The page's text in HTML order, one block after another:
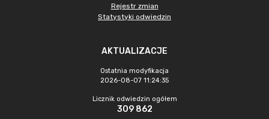
Rejestr zmian
Statystyki odwiedzin
AKTUALIZACJE
Ostatnia modyfikacja
2026-08-07 11:24:35
Licznik odwiedzin ogółem
309 862